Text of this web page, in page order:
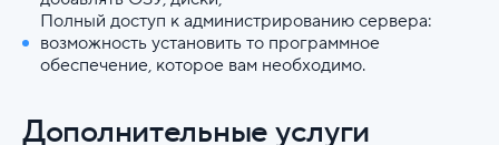
Полный доступ к администрированию сервера:
возможность установить то программное
обеспечение, которое вам необходимо.
Дополнительные услуги